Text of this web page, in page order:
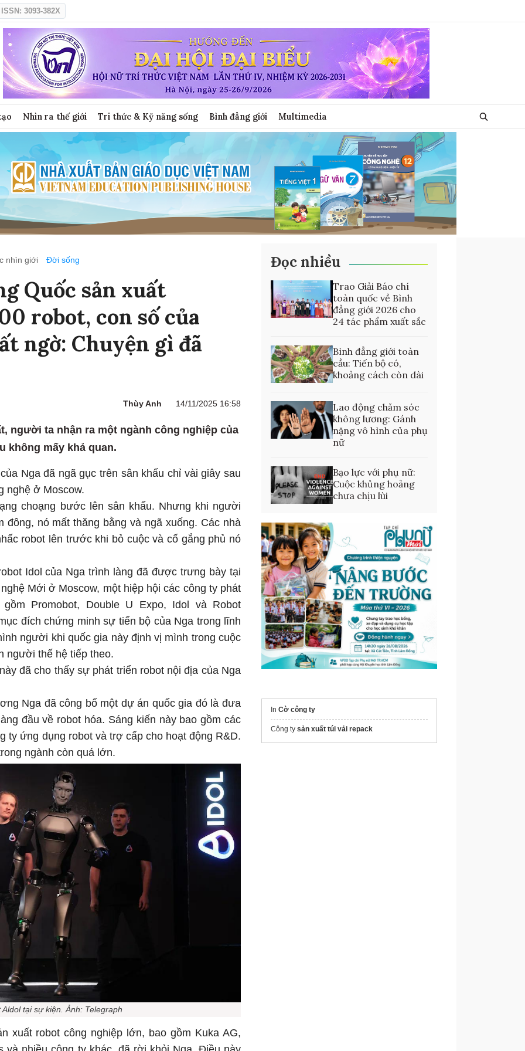
ISSN: 3093-382X
Nhìn ra thế giới Tri thức & Kỹ năng sống Bình đẳng giới Multimedia
nhìn giới Đời sống
Quốc sản xuất
robot, con số của
ngờ: Chuyện gì đã
Thùy Anh 14/11/2025 16:58
người ta nhận ra một ngành công nghiệp của
không mấy khả quan.
Nga đã ngã gục trên sân khấu chỉ vài giây sau
nghệ ở Moscow.
choạng bước lên sân khấu. Nhưng khi người
đông, nó mất thăng bằng và ngã xuống. Các nhà
robot lên trước khi bỏ cuộc và cố gắng phủ nó
Idol của Nga trình làng đã được trưng bày tại
Mới ở Moscow, một hiệp hội các công ty phát
Promobot, Double U Expo, Idol và Robot
đích chứng minh sự tiến bộ của Nga trong lĩnh
người khi quốc gia này định vị mình trong cuộc
người thế hệ tiếp theo.
đã cho thấy sự phát triển robot nội địa của Nga
Nga đã công bố một dự án quốc gia đó là đưa
đầu về robot hóa. Sáng kiến này bao gồm các
ty ứng dụng robot và trợ cấp cho hoạt động R&D.
ngành còn quá lớn.
Aldol tại sự kiện. Ảnh: Telegraph
xuất robot công nghiệp lớn, bao gồm Kuka AG,
Đọc nhiều
Trao Giải Báo chí
toàn quốc về Bình
đẳng giới 2026 cho
24 tác phẩm xuất sắc
Bình đẳng giới toàn
cầu: Tiến bộ có,
khoảng cách còn dài
Lao động chăm sóc
không lương: Gánh
nặng vô hình của phụ
nữ
Bạo lực với phụ nữ:
Cuộc khủng hoảng
chưa chịu lùi
In Cờ công ty
Công ty sản xuất túi vải repack